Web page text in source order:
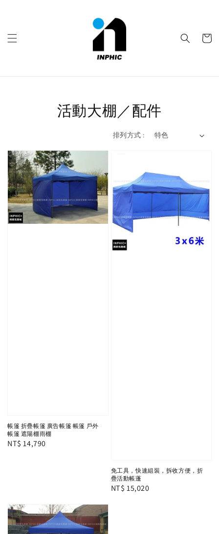
活動大棚／配件
排列方式 :
帳篷 折疊帳篷 廣告帳篷 帳篷 戶外
帳篷 遮陽棚雨棚
Regular
NT$ 14,790
免工具，快速組裝，拆收方便，折
疊活動帳蓬
Regular
NT$ 15,020